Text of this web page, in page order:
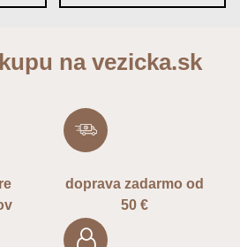
na vezicka.sk
doprava zadarmo od
50 €